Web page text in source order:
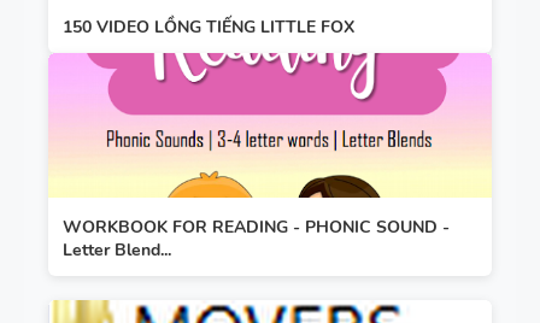
150 VIDEO LỒNG TIẾNG LITTLE FOX
WORKBOOK FOR READING - PHONIC SOUND -
Letter Blend...